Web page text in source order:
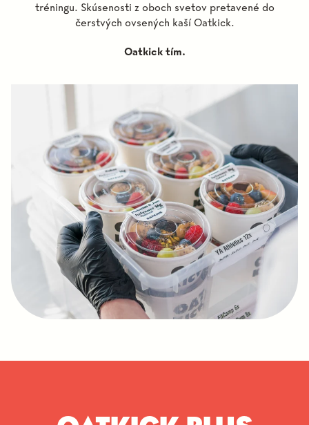
tréningu. Skúsenosti z oboch svetov pretavené do
čerstvých ovsených kaší Oatkick.
Oatkick tím.